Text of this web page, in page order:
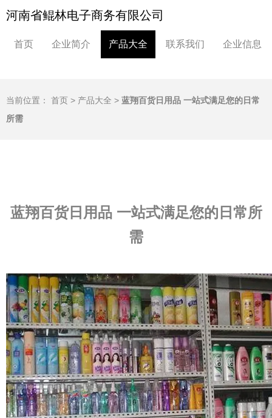
河南省鲲林电子商务有限公司
首页 企业简介 产品大全 联系我们 企业信息
当前位置： 首页 > 产品大全 > 蓝翔百货日用品 一站式满足您的日常
所需
蓝翔百货日用品 一站式满足您的日常所
需